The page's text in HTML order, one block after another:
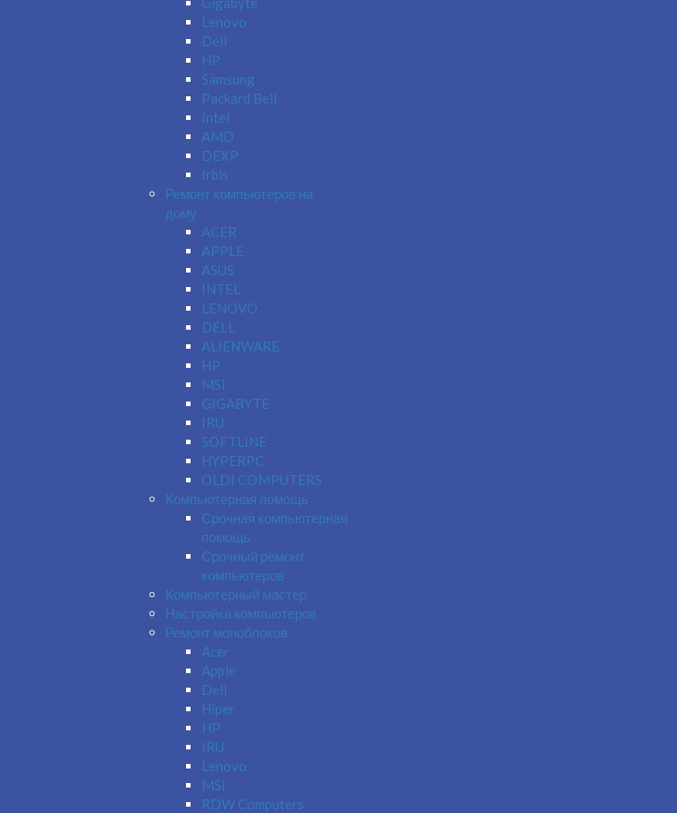
Lenovo
Dell
HP
Samsung
Packard Bell
Intel
AMD
DEXP
Irbis
Ремонт компьютеров на
дому
ACER
APPLE
ASUS
INTEL
LENOVO
DELL
ALIENWARE
HP
MSI
GIGABYTE
IRU
SOFTLINE
HYPERPC
OLDI COMPUTERS
Компьютерная помощь
Срочная компьютерная
помощь
Срочный ремонт
компьютеров
Компьютерный мастер
Настройка компьютеров
Ремонт моноблоков
Acer
Apple
Dell
Hiper
HP
IRU
Lenovo
MSI
RDW Computers